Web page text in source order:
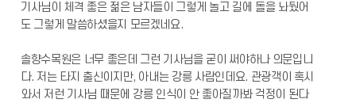
기사님이 체격 좋은 젊은 남자들이 그렇게 놀고 길에 돌을 놔뒀어
도 그렇게 말씀하셨을지 모르겠네요.
솔향수목원은 너무 좋은데 그런 기사님을 굳이 써야하나 의문입니
다. 저는 타지 출신이지만, 아내는 강릉 사람인데요. 관광객이 혹시
와서 저런 기사님 때문에 강릉 인식이 안 좋아질까봐 걱정이 된다